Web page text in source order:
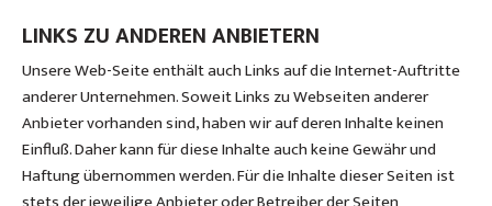
LINKS ZU ANDEREN ANBIETERN
Unsere Web-Seite enthält auch Links auf die Internet-Auftritte
anderer Unternehmen. Soweit Links zu Webseiten anderer
Anbieter vorhanden sind, haben wir auf deren Inhalte keinen
Einfluß. Daher kann für diese Inhalte auch keine Gewähr und
Haftung übernommen werden. Für die Inhalte dieser Seiten ist